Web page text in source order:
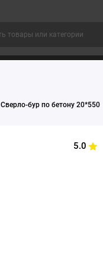
Сверло-бур по бетону 20*550
5.0